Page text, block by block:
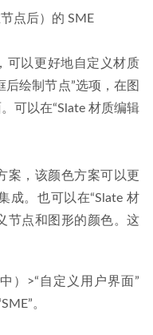
点后）的 SME
可以更好地自定义材质
绘制节点”选项，在图
可以在“Slate 材质编辑
案，该颜色方案可以更
成。也可以在“Slate 材
节点和图形的颜色。这
）>“自定义用户界面”
。